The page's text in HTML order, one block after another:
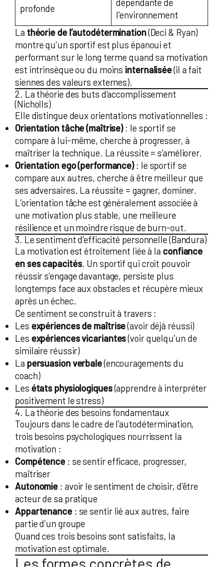
profonde
l’environnement
La théorie de l’autodétermination(Deci & Ryan)
montre qu’un sportif est plus épanoui et
performant sur le long terme quand sa motivation
est intrinsèque ou du moins internalisée(il a fait
siennes des valeurs externes).
2. La théorie des buts d’accomplissement
(Nicholls)
Elle distingue deux orientations motivationnelles :
Orientation tâche (maîtrise): le sportif se
compare à lui-même, cherche à progresser, à
maîtriser la technique. La réussite = s’améliorer.
Orientation ego (performance): le sportif se
compare aux autres, cherche à être meilleur que
ses adversaires. La réussite = gagner, dominer.
L’orientation tâche est généralement associée à
une motivation plus stable, une meilleure
résilience et un moindre risque de burn-out.
3. Le sentiment d’efficacité personnelle (Bandura)
La motivation est étroitement liée à la confiance
en ses capacités. Un sportif qui croit pouvoir
réussir s’engage davantage, persiste plus
longtemps face aux obstacles et récupère mieux
après un échec.
Ce sentiment se construit à travers :
Les expériences de maîtrise(avoir déjà réussi)
Les expériences vicariantes(voir quelqu’un de
similaire réussir)
La persuasion verbale(encouragements du
coach)
Les états physiologiques(apprendre à interpréter
positivement le stress)
4. La théorie des besoins fondamentaux
Toujours dans le cadre de l’autodétermination,
trois besoins psychologiques nourrissent la
motivation :
Compétence : se sentir efficace, progresser,
maîtriser
Autonomie : avoir le sentiment de choisir, d’être
acteur de sa pratique
Appartenance: se sentir lié aux autres, faire
partie d’un groupe
Quand ces trois besoins sont satisfaits, la
motivation est optimale.
Les formes concrètes de